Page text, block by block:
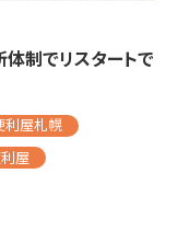
制でリスタートで
利屋札幌
屋